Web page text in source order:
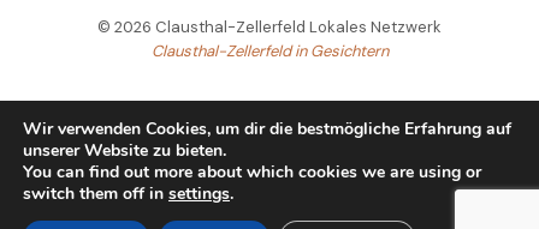
© 2026 Clausthal-Zellerfeld Lokales Netzwerk
Clausthal-Zellerfeld in Gesichtern
Wir verwenden Cookies, um dir die bestmögliche Erfahrung auf
unserer Website zu bieten.
You can find out more about which cookies we are using or
switch them off in settings.